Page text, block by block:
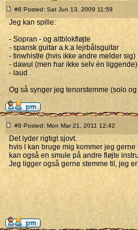
#8 Posted: Sat Jun 13, 2009 11:59
Jeg kan spille:
- Sopran - og altblokfløjte
- spansk guitar a.k.a lejrbålsguitar
- tinwhistle (hvis ikke andre melder sig)
- dawul (men har ikke selv én liggende)
- laud
Og så synger jeg tenorstemme (solo
#9 Posted: Mon Mar 21, 2011 12:42
Det lyder rigtigt sjovt.
hvis I kan bruge mig kommer jeg
kan også en smule på andre fløjte
Jeg ligger også gerne stemme til, jeg